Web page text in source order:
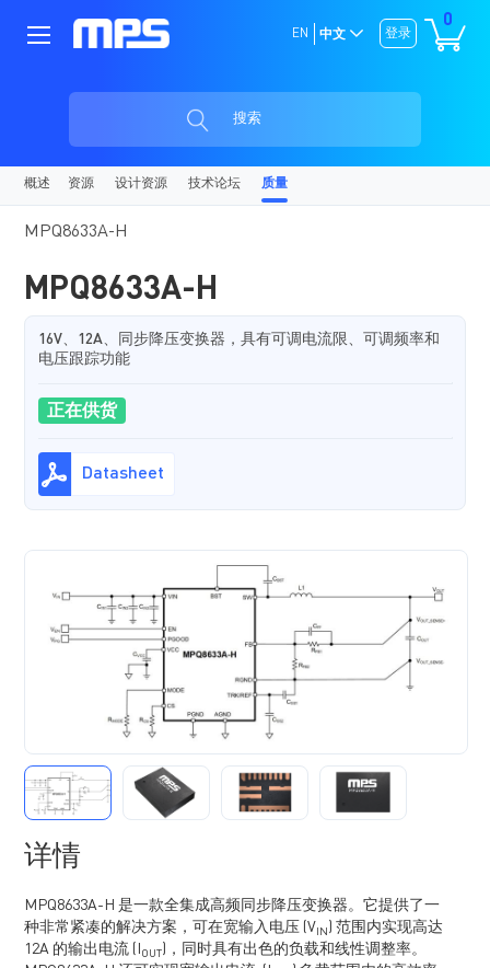
0
登录
EN 中文
搜索
概述 资源 设计资源 技术论坛 质量
MPQ8633A-H
MPQ8633A-H
16V、12A、同步降压变换器，具有可调电流限、可调频率和
电压跟踪功能
正在供货
Datasheet
详情
MPQ8633A-H 是一款全集成高频同步降压变换器。它提供了一
种非常紧凑的解决方案，可在宽输入电压 (V IN ) 范围内实现高达
12A 的输出电流 (I
OUT)，同时具有出色的负载和线性调整率。